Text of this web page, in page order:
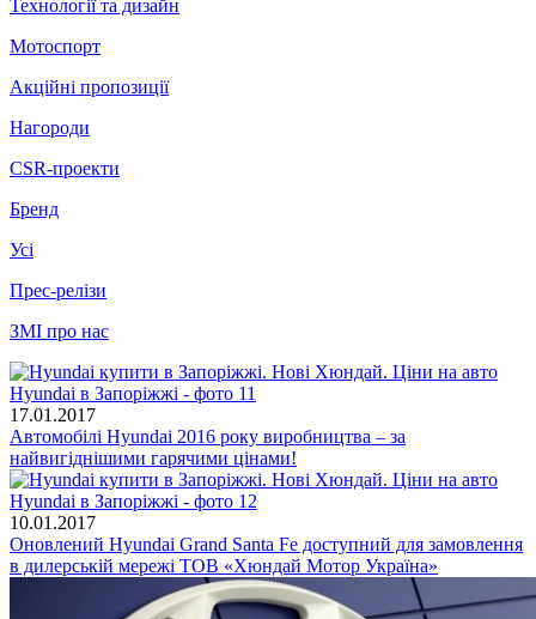
Технології та дизайн
Мотоспорт
Акційні пропозиції
Нагороди
CSR-проекти
Бренд
Усі
Прес-релізи
ЗМІ про нас
17.01.2017
Автомобілі Hyundai 2016 року виробництва – за
найвигіднішими гарячими цінами!
10.01.2017
Оновлений Hyundai Grand Santa Fe доступний для замовлення
в дилерській мережі ТОВ «Хюндай Мотор Україна»